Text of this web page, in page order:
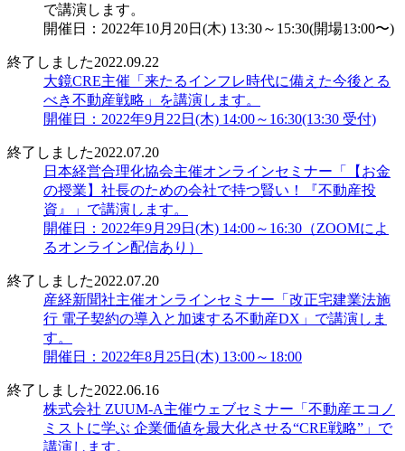
で講演します。
開催日：2022年10月20日(木) 13:30～15:30(開場13:00〜)
終了しました2022.09.22
大鏡CRE主催「来たるインフレ時代に備えた今後とる
べき不動産戦略」を講演します。
開催日：2022年9月22日(木) 14:00～16:30(13:30 受付)
終了しました2022.07.20
日本経営合理化協会主催オンラインセミナー「【お金
の授業】社長のための会社で持つ賢い！『不動産投
資』」で講演します。
開催日：2022年9月29日(木) 14:00～16:30（ZOOMによ
るオンライン配信あり）
終了しました2022.07.20
産経新聞社主催オンラインセミナー「改正宅建業法施
行 電子契約の導入と加速する不動産DX」で講演しま
す。
開催日：2022年8月25日(木) 13:00～18:00
終了しました2022.06.16
株式会社 ZUUM-A主催ウェブセミナー「不動産エコノ
ミストに学ぶ 企業価値を最大化させる“CRE戦略”」で
講演します。